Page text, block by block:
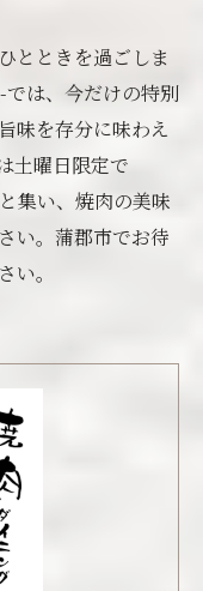
とときを過ごしま
は、今だけの特別
味を存分に味わえ
土曜日限定で
集い、焼肉の美味
い。蒲郡市でお待
。